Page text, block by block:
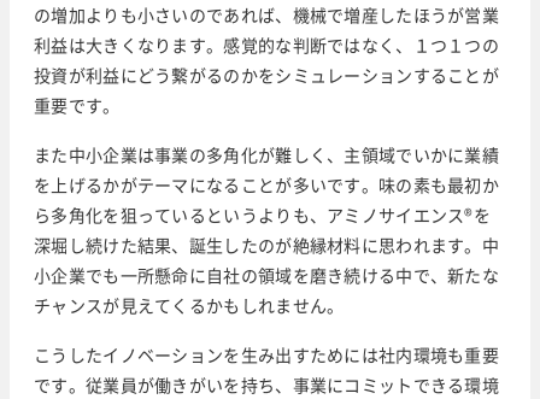
の増加よりも小さいのであれば、機械で増産したほうが営業
利益は大きくなります。感覚的な判断ではなく、１つ１つの
投資が利益にどう繋がるのかをシミュレーションすることが
重要です。
また中小企業は事業の多角化が難しく、主領域でいかに業績
を上げるかがテーマになることが多いです。味の素も最初か
ら多角化を狙っているというよりも、アミノサイエンス®を
深堀し続けた結果、誕生したのが絶縁材料に思われます。中
小企業でも一所懸命に自社の領域を磨き続ける中で、新たな
チャンスが見えてくるかもしれません。
こうしたイノベーションを生み出すためには社内環境も重要
です。従業員が働きがいを持ち、事業にコミットできる環境